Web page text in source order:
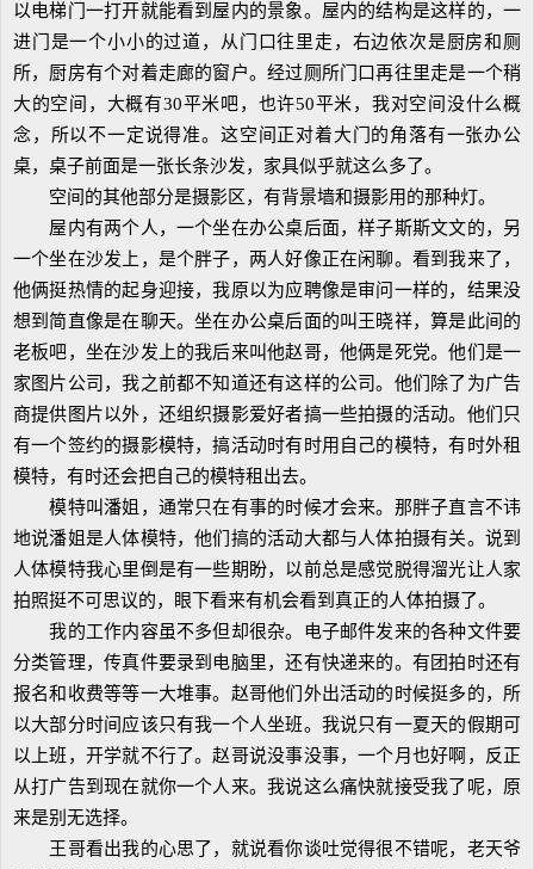
以电梯门一打开就能看到屋内的景象。屋内的结构是这样的，一
进门是一个小小的过道，从门口往里走，右边依次是厨房和厕
所，厨房有个对着走廊的窗户。经过厕所门口再往里走是一个稍
大的空间，大概有30平米吧，也许50平米，我对空间没什么概
念，所以不一定说得准。这空间正对着大门的角落有一张办公
桌，桌子前面是一张长条沙发，家具似乎就这么多了。
空间的其他部分是摄影区，有背景墙和摄影用的那种灯。
屋内有两个人，一个坐在办公桌后面，样子斯斯文文的，另
一个坐在沙发上，是个胖子，两人好像正在闲聊。看到我来了，
他俩挺热情的起身迎接，我原以为应聘像是审问一样的，结果没
想到简直像是在聊天。坐在办公桌后面的叫王晓祥，算是此间的
老板吧，坐在沙发上的我后来叫他赵哥，他俩是死党。他们是一
家图片公司，我之前都不知道还有这样的公司。他们除了为广告
商提供图片以外，还组织摄影爱好者搞一些拍摄的活动。他们只
有一个签约的摄影模特，搞活动时有时用自己的模特，有时外租
模特，有时还会把自己的模特租出去。
模特叫潘姐，通常只在有事的时候才会来。那胖子直言不讳
地说潘姐是人体模特，他们搞的活动大都与人体拍摄有关。说到
人体模特我心里倒是有一些期盼，以前总是感觉脱得溜光让人家
拍照挺不可思议的，眼下看来有机会看到真正的人体拍摄了。
我的工作内容虽不多但却很杂。电子邮件发来的各种文件要
分类管理，传真件要录到电脑里，还有快递来的。有团拍时还有
报名和收费等等一大堆事。赵哥他们外出活动的时候挺多的，所
以大部分时间应该只有我一个人坐班。我说只有一夏天的假期可
以上班，开学就不行了。赵哥说没事没事，一个月也好啊，反正
从打广告到现在就你一个人来。我说这么痛快就接受我了呢，原
来是别无选择。
王哥看出我的心思了，就说看你谈吐觉得很不错呢，老天爷